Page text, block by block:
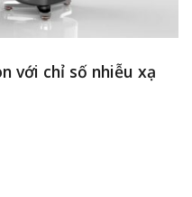
với chỉ số nhiễu xạ